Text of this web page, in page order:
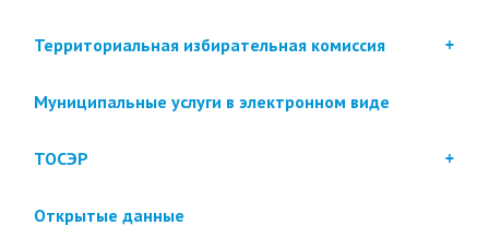
Территориальная избирательная комиссия
Муниципальные услуги в электронном виде
ТОСЭР
Открытые данные